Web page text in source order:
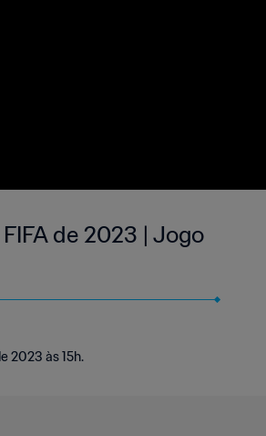
de 2023 | Jogo
2023 às 15h.